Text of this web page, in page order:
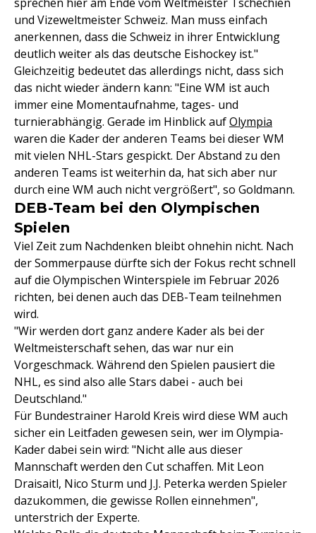
und Vizeweltmeister Schweiz. Man muss einfach
anerkennen, dass die Schweiz in ihrer Entwicklung
deutlich weiter als das deutsche Eishockey ist."
Gleichzeitig bedeutet das allerdings nicht, dass sich
das nicht wieder ändern kann: "Eine WM ist auch
immer eine Momentaufnahme, tages- und
turnierabhängig. Gerade im Hinblick aufOlympia
waren die Kader der anderen Teams bei dieser WM
mit vielen NHL-Stars gespickt. Der Abstand zu den
anderen Teams ist weiterhin da, hat sich aber nur
durch eine WM auch nicht vergrößert", so Goldmann.
DEB-Team bei den Olympischen
Spielen
Viel Zeit zum Nachdenken bleibt ohnehin nicht. Nach
der Sommerpause dürfte sich der Fokus recht schnell
auf die Olympischen Winterspiele im Februar 2026
richten, bei denen auch das DEB-Team teilnehmen
wird.
"Wir werden dort ganz andere Kader als bei der
Weltmeisterschaft sehen, das war nur ein
Vorgeschmack. Während den Spielen pausiert die
NHL, es sind also alle Stars dabei - auch bei
Deutschland."
Für Bundestrainer Harold Kreis wird diese WM auch
sicher ein Leitfaden gewesen sein, wer im Olympia-
Kader dabei sein wird: "Nicht alle aus dieser
Mannschaft werden den Cut schaffen. Mit Leon
Draisaitl, Nico Sturm und J.J. Peterka werden Spieler
dazukommen, die gewisse Rollen einnehmen",
unterstrich der Experte.